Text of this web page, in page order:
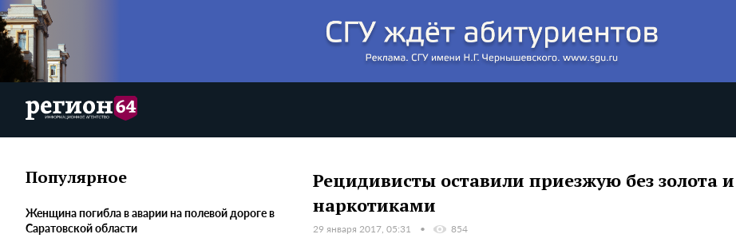
Популярное
Женщина погибла в аварии на полевой дороге в
Саратовской области
Рецидивисты оставили приезжую без золота
наркотиками
29 января 2017, 05:31 854